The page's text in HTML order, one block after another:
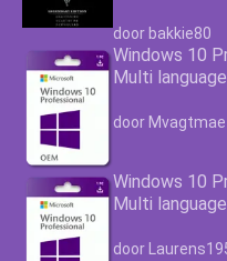
Waardering4.63
door bakkie80
Windows 10
Multi
Waardering4.63
door Mvagtmae
Windows 10
Multi
Waardering
door